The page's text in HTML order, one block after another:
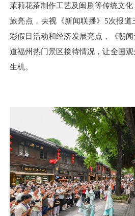
茉莉花茶制作工艺及闽剧等传统文
旅亮点，央视《新闻联播》5次报
彩假日活动和经济发展亮点，《朝
道福州热门景区接待情况，让全国
生机。